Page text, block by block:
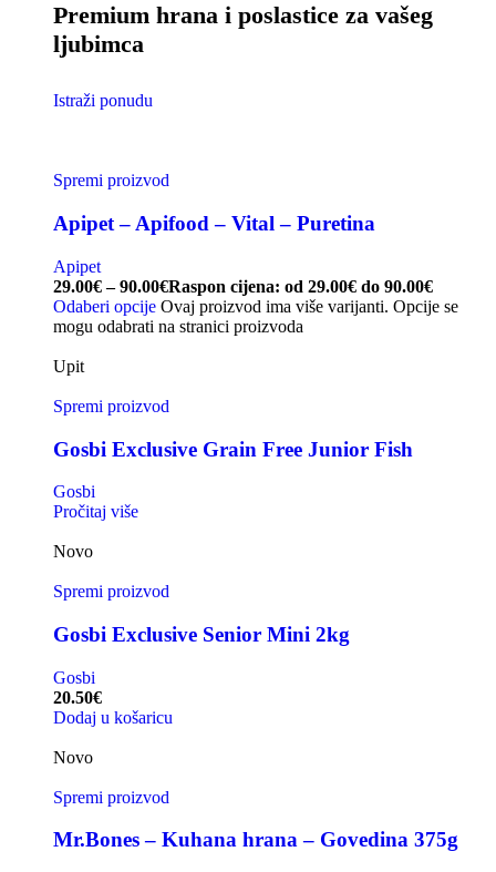
Premium hrana i poslastice za vašeg
ljubimca
Istraži ponudu
Spremi proizvod
Apipet – Apifood – Vital – Puretina
Apipet
29.00€ – 90.00€Raspon cijena: od 29.00€ do 90.00€
Odaberi opcije Ovaj proizvod ima više varijanti. Opcije se
mogu odabrati na stranici proizvoda
Upit
Spremi proizvod
Gosbi Exclusive Grain Free Junior Fish
Gosbi
Pročitaj više
Novo
Spremi proizvod
Gosbi Exclusive Senior Mini 2kg
Gosbi
20.50€
Dodaj u košaricu
Novo
Spremi proizvod
Mr.Bones – Kuhana hrana – Govedina 375g